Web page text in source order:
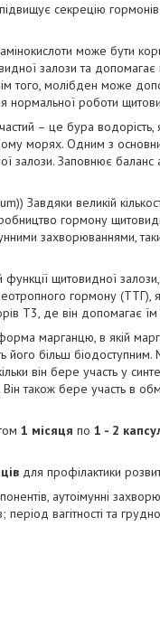
секрецію
може бути
залози та
того, молібден може
роботи
– це бура
морях. Одним з
Заповнює баланс
Завдяки великій
гормону
захворюваннями,
щитовидної
гормону (ТТГ),
Т3, де він допомагає їм
марганцю, в якій
його більш
він бере участь у
Він також бере участь в
1 місяця по 1 - 2
для профілактики
аутоімунні
вагітності та